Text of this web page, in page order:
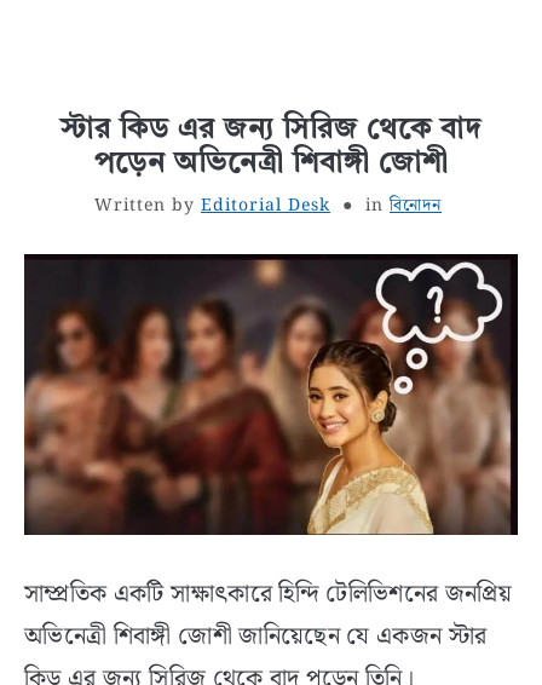
স্টার কিড এর জন্য সিরিজ থেকে বাদ
পড়েন অভিনেত্রী শিবাঙ্গী জোশী
Written by Editorial Desk inবিনোদন
সাম্প্রতিক একটি সাক্ষাৎকারে হিন্দি টেলিভিশনের জনপ্রিয়
অভিনেত্রী শিবাঙ্গী জোশী জানিয়েছেন যে একজন স্টার